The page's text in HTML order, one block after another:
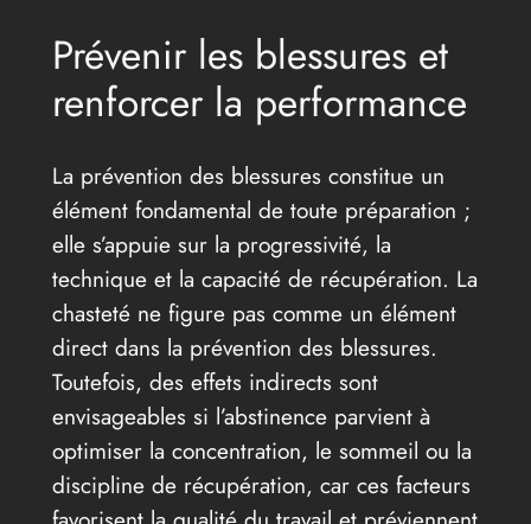
Prévenir les blessures et
renforcer la performance
La prévention des blessures constitue un
élément fondamental de toute préparation ;
elle s’appuie sur la progressivité, la
technique et la capacité de récupération. La
chasteté ne figure pas comme un élément
direct dans la prévention des blessures.
Toutefois, des effets indirects sont
envisageables si l’abstinence parvient à
optimiser la concentration, le sommeil ou la
discipline de récupération, car ces facteurs